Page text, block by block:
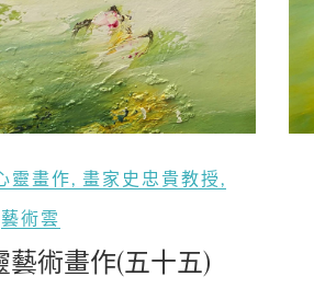
靈畫作, 畫家史忠貴教授,
藝術雲
術畫作(五十五)